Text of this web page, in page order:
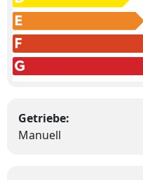
Getriebe:
Manuell